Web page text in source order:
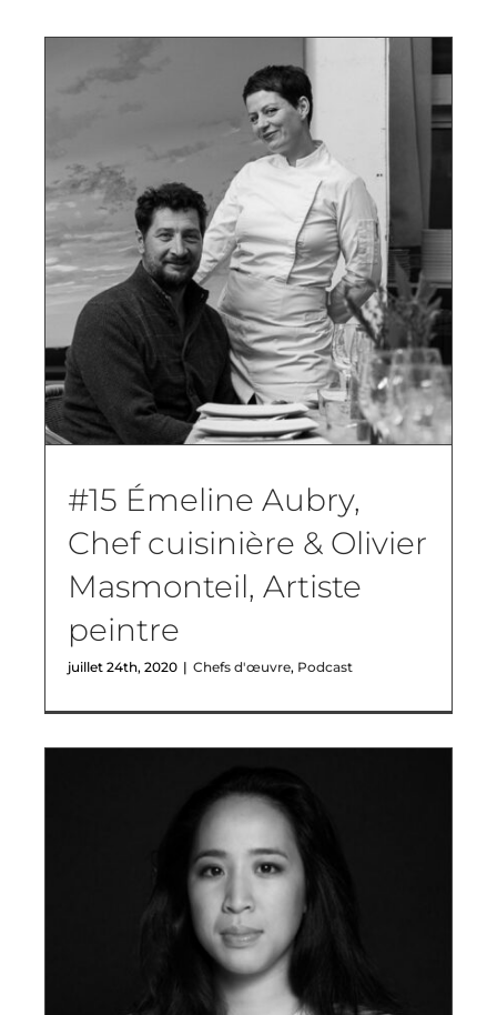
#15 Émeline Aubry,
Chef cuisinière & Olivier
Masmonteil, Artiste
peintre
juillet 24th, 2020 | Chefs d'œuvre, Podcast